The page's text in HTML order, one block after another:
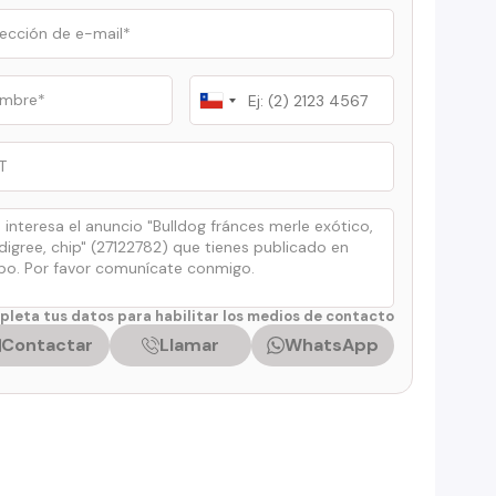
Chile
+56
tus datos para habilitar los medios de contacto
Contactar Llamar WhatsApp